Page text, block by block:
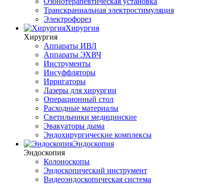
Транскраниальная электростимуляция
Электрофорез
Хирургия
Хирургия
Аппараты ИВЛ
Аппараты ЭХВЧ
Инструменты
Инсуффляторы
Ирригаторы
Лазеры для хирургии
Операционный стол
Расходные материалы
Светильники медицинские
Эвакуаторы дыма
Эндохирургические комплексы
Эндоскопия
Эндоскопия
Колоноскопы
Эндоскопический инструмент
Видеоэндоскопическая система